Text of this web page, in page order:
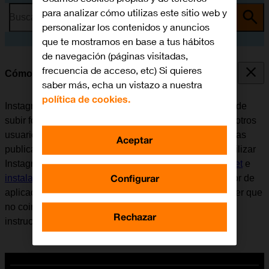
Busca por problema o tema
Cómo utilizar Instagram
Instagram es una red social y aplicación donde se puede
subir fotografías y vídeos cortos para compartirlos con otros
usuarios. Se puede seguir a otros usuarios, comentar las
publicaciones de otros y dar al "Me gusta". Antes de utilizar
Instagram, es necesarioconfigurar el móvil para internet e
instalar Instagram
. Tener en cuenta que el desarrollador de
aplicaciones va actualizando la app y por eso puede ser que
no coincida exactamente con el contenido de esta
instrucción.
para analizar cómo utilizas este sitio web y
personalizar los contenidos y anuncios
que te mostramos en base a tus hábitos
de navegación (páginas visitadas,
frecuencia de acceso, etc) Si quieres
saber más, echa un vistazo a nuestra
política de cookies.
Configurar
Rechazar
Aceptar